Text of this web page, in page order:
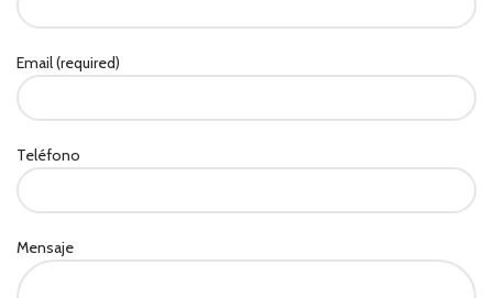
Email (required)
Teléfono
Mensaje